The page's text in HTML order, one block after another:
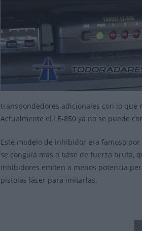
transpondedores adicionales con lo que
Actualmente el LE-850 ya no se puede
Este modelo de inhibidor era famoso
se conguía mas a base de fuerza bruta,
inhibidores emiten a menos potencia
pistolas láser para imitarlas.